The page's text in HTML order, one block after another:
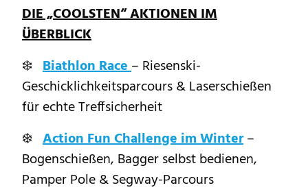
DIE „COOLSTEN“ AKTIONEN IM
ÜBERBLICK
❄️ Biathlon Race– Riesenski-
Geschicklichkeitsparcours & Laserschießen
für echte Treffsicherheit
❄️ Action Fun Challenge im Winter–
Bogenschießen, Bagger selbst bedienen,
Pamper Pole & Segway-Parcours